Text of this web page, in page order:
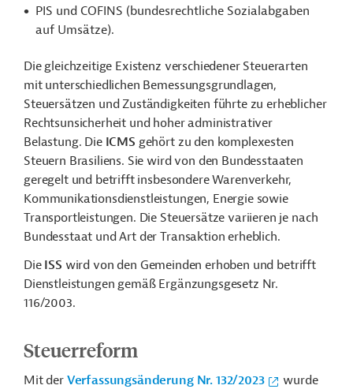
PIS und COFINS (bundesrechtliche Sozialabgaben
auf Umsätze).
Die gleichzeitige Existenz verschiedener Steuerarten
mit unterschiedlichen Bemessungsgrundlagen,
Steuersätzen und Zuständigkeiten führte zu erheblicher
Rechtsunsicherheit und hoher administrativer
Belastung. DieICMS gehört zu den komplexesten
Steuern Brasiliens. Sie wird von den Bundesstaaten
geregelt und betrifft insbesondere Warenverkehr,
Kommunikationsdienstleistungen, Energie sowie
Transportleistungen. Die Steuersätze variieren je nach
Bundesstaat und Art der Transaktion erheblich.
Die ISS wird von den Gemeinden erhoben und betrifft
Dienstleistungen gemäß Ergänzungsgesetz Nr.
116/2003.
Steuerreform
Mit der Verfassungsänderung Nr. 132/2023
wurde